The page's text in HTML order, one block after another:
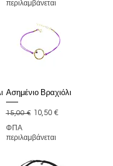
περιλαμβάνεται
Ασημένιο Βραχιόλι
Κανονική τιμή
15,00 € Τιμή Έκπτωσης
10,50 €
ΦΠΑ
περιλαμβάνεται